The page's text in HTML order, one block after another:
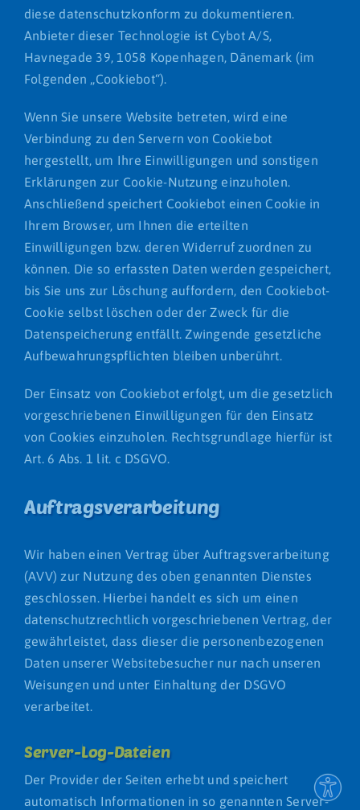
diese datenschutzkonform zu dokumentieren.
Anbieter dieser Technologie ist Cybot A/S,
Havnegade 39, 1058 Kopenhagen, Dänemark (im
Folgenden „Cookiebot“).
Wenn Sie unsere Website betreten, wird eine
Verbindung zu den Servern von Cookiebot
hergestellt, um Ihre Einwilligungen und sonstigen
Erklärungen zur Cookie-Nutzung einzuholen.
Anschließend speichert Cookiebot einen Cookie in
Ihrem Browser, um Ihnen die erteilten
Einwilligungen bzw. deren Widerruf zuordnen zu
können. Die so erfassten Daten werden gespeichert,
bis Sie uns zur Löschung auffordern, den Cookiebot-
Cookie selbst löschen oder der Zweck für die
Datenspeicherung entfällt. Zwingende gesetzliche
Aufbewahrungspflichten bleiben unberührt.
Der Einsatz von Cookiebot erfolgt, um die gesetzlich
vorgeschriebenen Einwilligungen für den Einsatz
von Cookies einzuholen. Rechtsgrundlage hierfür ist
Art. 6 Abs. 1 lit. c DSGVO.
Auftragsverarbeitung
Wir haben einen Vertrag über Auftragsverarbeitung
(AVV) zur Nutzung des oben genannten Dienstes
geschlossen. Hierbei handelt es sich um einen
datenschutzrechtlich vorgeschriebenen Vertrag, der
gewährleistet, dass dieser die personenbezogenen
Daten unserer Websitebesucher nur nach unseren
Weisungen und unter Einhaltung der DSGVO
verarbeitet.
Server-Log-Dateien
Der Provider der Seiten erhebt und speichert
automatisch Informationen in so genannten Server-